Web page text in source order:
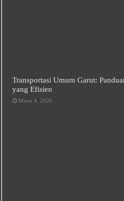
Transportasi Umum Garut:
yang Efisien
Maret 4, 2026